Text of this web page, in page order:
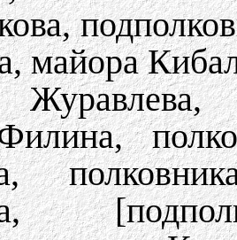
майора
Журавлева,